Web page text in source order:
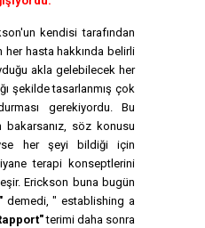
kendisi tarafından
her hasta hakkında belirli
akla gelebilecek her
şekilde tasarlanmış çok
gerekiyordu. Bu
bakarsanız, söz konusu
her şeyi bildiği için
terapi konseptlerini
Erickson buna bugün
demedi, " establishing a
terimi daha sonra